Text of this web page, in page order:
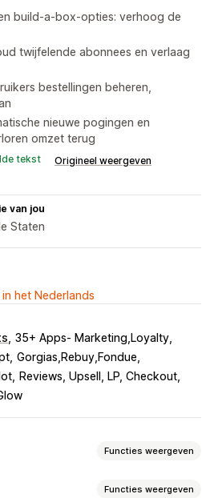
build-a-box-opties: verhoog de
twijfelende abonnees en verlaag
bestellingen beheren,
nieuwe pogingen en
omzet terug
tekst Origineel weergeven
van jou
Staten
het Nederlands
35+ Apps- Marketing,Loyalty
Gorgias,Rebuy,Fondue
Reviews, Upsell, LP, Checkout
Functies weergeven
Functies weergeven